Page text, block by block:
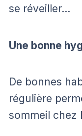
se réveiller…
Une bonne
De bonnes
régulière
sommeil chez